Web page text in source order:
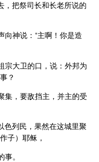
，把祭司长和长老所说的
向神说：“主啊！你是造
宗大卫的口，说：外邦为
？
集，要敌挡主，并主的受
色列民，果然在这城里聚
子）耶稣，
。